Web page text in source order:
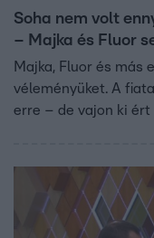
Soha nem volt
– Majka és Fluor
Majka, Fluor és más
véleményüket. A
erre – de vajon ki